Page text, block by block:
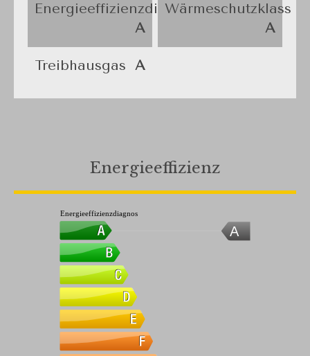
Energieeffizienzdiagnos
A
Wärmeschutzklass
A
Treibhausgas A
Energieeffizienz
A
Energieeffizienzdiagnos